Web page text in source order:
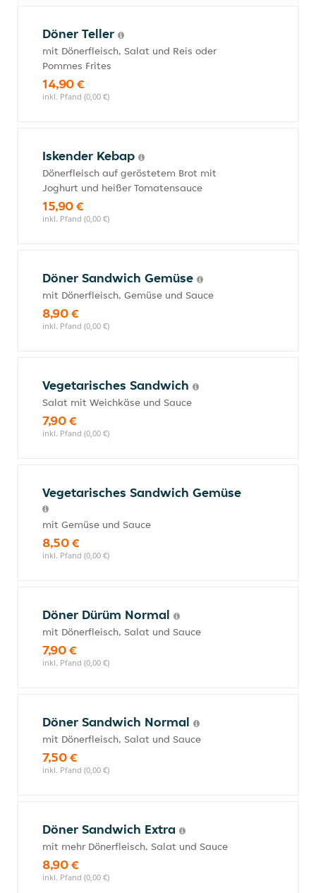
Döner Teller
mit Dönerfleisch, Salat und Reis oder
Pommes Frites
14,90 €
inkl. Pfand (0,00 €)
Iskender Kebap
Dönerfleisch auf geröstetem Brot mit
Joghurt und heißer Tomatensauce
15,90 €
inkl. Pfand (0,00 €)
Döner Sandwich Gemüse
mit Dönerfleisch, Gemüse und Sauce
8,90 €
inkl. Pfand (0,00 €)
Vegetarisches Sandwich
Salat mit Weichkäse und Sauce
7,90 €
inkl. Pfand (0,00 €)
Vegetarisches Sandwich Gemüse
mit Gemüse und Sauce
8,50 €
inkl. Pfand (0,00 €)
Döner Dürüm Normal
mit Dönerfleisch, Salat und Sauce
7,90 €
inkl. Pfand (0,00 €)
Döner Sandwich Normal
mit Dönerfleisch, Salat und Sauce
7,50 €
inkl. Pfand (0,00 €)
Döner Sandwich Extra
mit mehr Dönerfleisch, Salat und Sauce
8,90 €
inkl. Pfand (0,00 €)